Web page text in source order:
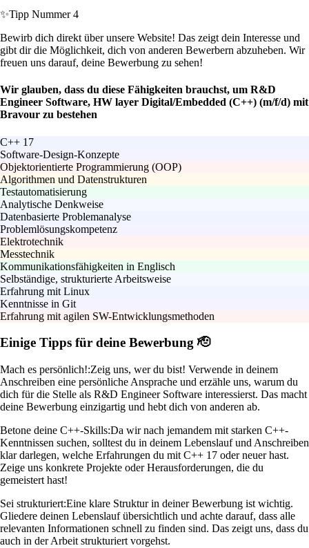
✨Tipp Nummer 4
Bewirb dich direkt über unsere Website! Das zeigt dein Interesse und
gibt dir die Möglichkeit, dich von anderen Bewerbern abzuheben. Wir
freuen uns darauf, deine Bewerbung zu sehen!
Wir glauben, dass du diese Fähigkeiten brauchst, um R&D
Engineer Software, HW layer Digital/Embedded (C++) (m/f/d) mit
Bravour zu bestehen
C++ 17
Software-Design-Konzepte
Objektorientierte Programmierung (OOP)
Algorithmen und Datenstrukturen
Testautomatisierung
Analytische Denkweise
Datenbasierte Problemanalyse
Problemlösungskompetenz
Elektrotechnik
Messtechnik
Kommunikationsfähigkeiten in Englisch
Selbständige, strukturierte Arbeitsweise
Erfahrung mit Linux
Kenntnisse in Git
Erfahrung mit agilen SW-Entwicklungsmethoden
Einige Tipps für deine Bewerbung 🫡
Mach es persönlich!:Zeig uns, wer du bist! Verwende in deinem
Anschreiben eine persönliche Ansprache und erzähle uns, warum du
dich für die Stelle als R&D Engineer Software interessierst. Das macht
deine Bewerbung einzigartig und hebt dich von anderen ab.
Betone deine C++-Skills:Da wir nach jemandem mit starken C++-
Kenntnissen suchen, solltest du in deinem Lebenslauf und Anschreiben
klar darlegen, welche Erfahrungen du mit C++ 17 oder neuer hast.
Zeige uns konkrete Projekte oder Herausforderungen, die du
gemeistert hast!
Sei strukturiert:Eine klare Struktur in deiner Bewerbung ist wichtig.
Gliedere deinen Lebenslauf übersichtlich und achte darauf, dass alle
relevanten Informationen schnell zu finden sind. Das zeigt uns, dass du
auch in der Arbeit strukturiert vorgehst.